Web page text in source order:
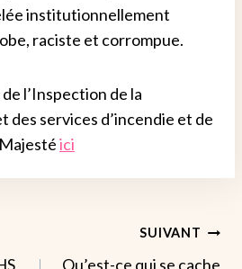
institutionnellement
raciste et corrompue.
l’Inspection de la
des services d’incendie et de
ici
SUIVANT
Qu’est-ce qui se cache